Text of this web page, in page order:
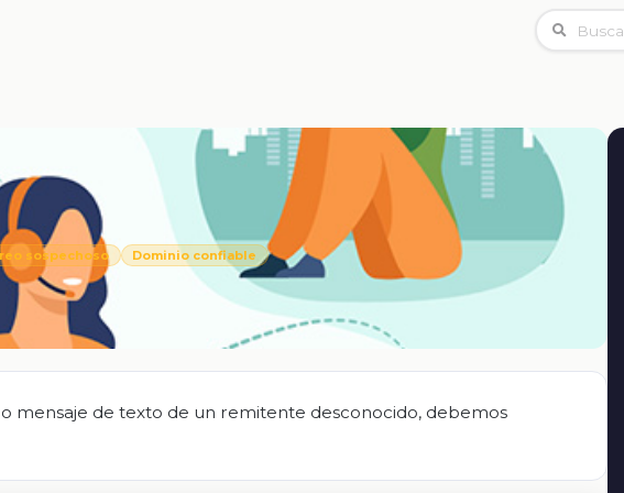
sospechoso Dominio confiable
mensaje de texto de un remitente desconocido, debemos